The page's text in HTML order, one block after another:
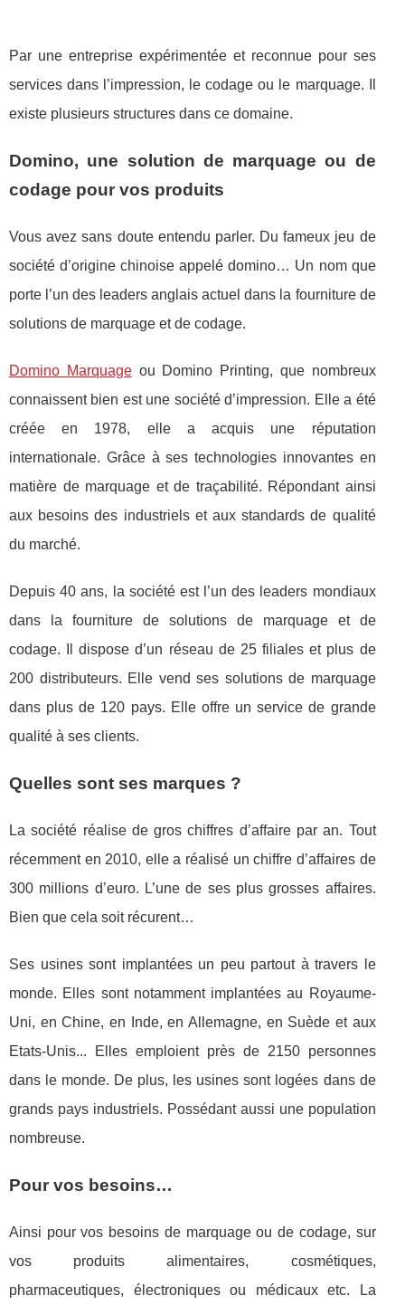
Par une entreprise expérimentée et reconnue pour ses
services dans l’impression, le codage ou le marquage. Il
existe plusieurs structures dans ce domaine.
Domino, une solution de marquage ou de
codage pour vos produits
Vous avez sans doute entendu parler. Du fameux jeu de
société d’origine chinoise appelé domino… Un nom que
porte l’un des leaders anglais actuel dans la fourniture de
solutions de marquage et de codage.
Domino Marquageou Domino Printing, que nombreux
connaissent bien est une société d’impression. Elle a été
créée en 1978, elle a acquis une réputation
internationale. Grâce à ses technologies innovantes en
matière de marquage et de traçabilité. Répondant ainsi
aux besoins des industriels et aux standards de qualité
du marché.
Depuis 40 ans, la société est l’un des leaders mondiaux
dans la fourniture de solutions de marquage et de
codage. Il dispose d’un réseau de 25 filiales et plus de
200 distributeurs. Elle vend ses solutions de marquage
dans plus de 120 pays. Elle offre un service de grande
qualité à ses clients.
Quelles sont ses marques ?
La société réalise de gros chiffres d’affaire par an. Tout
récemment en 2010, elle a réalisé un chiffre d’affaires de
300 millions d’euro. L’une de ses plus grosses affaires.
Bien que cela soit récurent…
Ses usines sont implantées un peu partout à travers le
monde. Elles sont notamment implantées au Royaume-
Uni, en Chine, en Inde, en Allemagne, en Suède et aux
Etats-Unis... Elles emploient près de 2150 personnes
dans le monde. De plus, les usines sont logées dans de
grands pays industriels. Possédant aussi une population
nombreuse.
Pour vos besoins…
Ainsi pour vos besoins de marquage ou de codage, sur
vos produits alimentaires, cosmétiques,
pharmaceutiques, électroniques ou médicaux etc. La